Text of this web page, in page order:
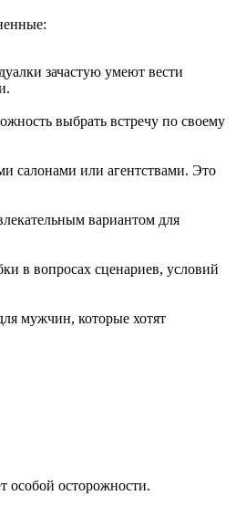
зачастую умеют вести
выбрать встречу по своему
салонами или агентствами. Это
вариантом для
в вопросах сценариев, условий
мужчин, которые хотят
особой осторожности.